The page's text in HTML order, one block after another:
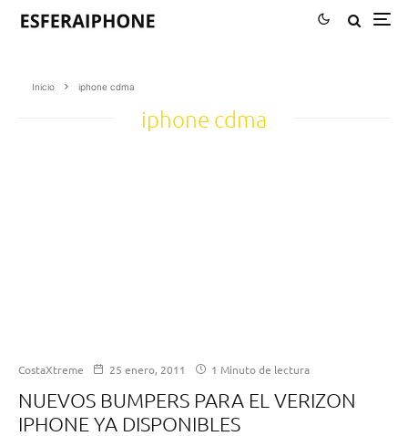
Inicio iphone cdma
iphone cdma
CostaXtreme 25 enero, 2011 1 Minuto de lectura
NUEVOS BUMPERS PARA EL VERIZON
IPHONE YA DISPONIBLES